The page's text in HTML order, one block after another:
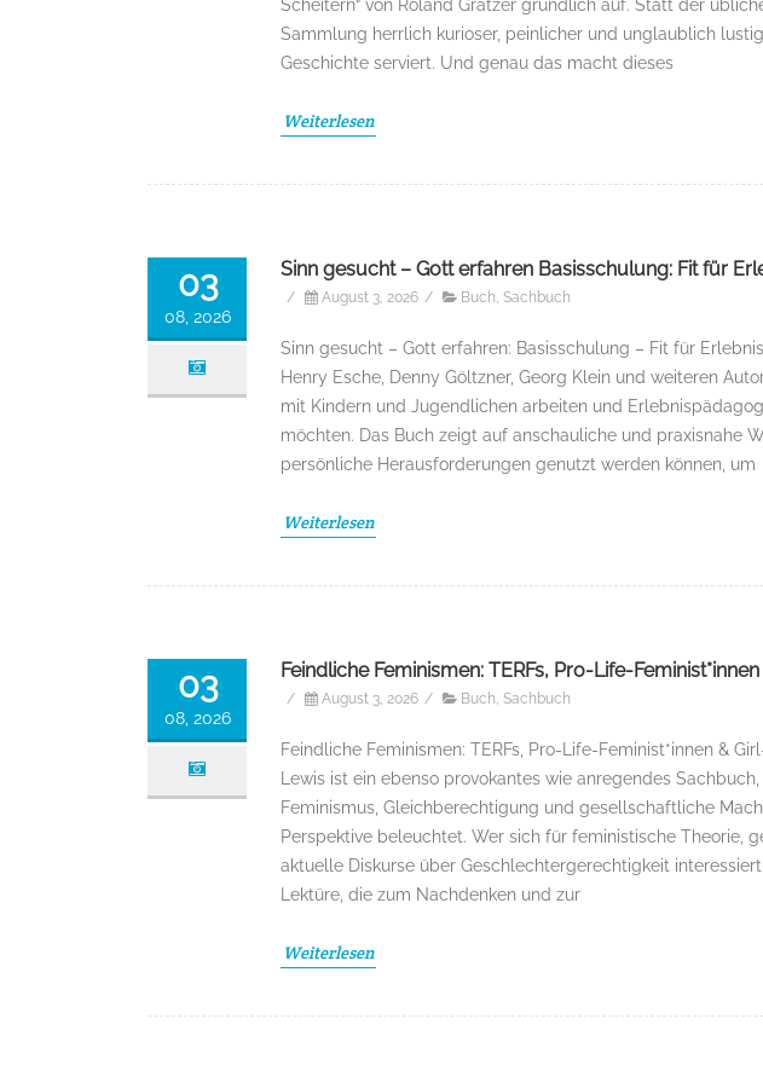
Scheitern“ von Roland Gratzer gründlich auf. Statt der
Sammlung herrlich kurioser, peinlicher und unglaublich
Geschichte serviert. Und genau das macht dieses
Weiterlesen
03
08, 2026
Sinn gesucht – Gott erfahren Basisschulung: Fit für
/ August 3, 2026 / Buch, Sachbuch
Sinn gesucht – Gott erfahren: Basisschulung – Fit für
Henry Esche, Denny Göltzner, Georg Klein und weiteren
mit Kindern und Jugendlichen arbeiten und
möchten. Das Buch zeigt auf anschauliche und praxisnahe
persönliche Herausforderungen genutzt werden können, um
Weiterlesen
03
08, 2026
Feindliche Feminismen: TERFs, Pro-Life-
/ August 3, 2026 / Buch, Sachbuch
Feindliche Feminismen: TERFs, Pro-Life-Feminist*innen &
Lewis ist ein ebenso provokantes wie anregendes
Feminismus, Gleichberechtigung und gesellschaftliche
Perspektive beleuchtet. Wer sich für feministische Theorie,
aktuelle Diskurse über Geschlechtergerechtigkeit
Lektüre, die zum Nachdenken und zur
Weiterlesen